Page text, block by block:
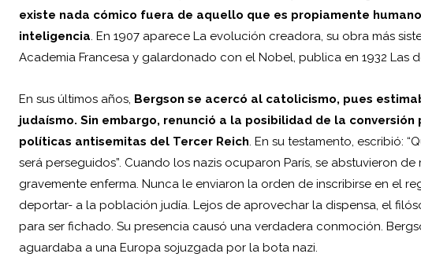
existe nada cómico fuera de aquello que es propiamente
inteligencia. En 1907 aparece La evolución creadora, su obra más
Academia Francesa y galardonado con el Nobel, publica en 1932 Las
En sus últimos años, Bergson se acercó al catolicismo, pues
judaísmo. Sin embargo, renunció a la posibilidad de la
políticas antisemitas del Tercer Reich. En su testamento, escribió:
será perseguidos”. Cuando los nazis ocuparon París, se abstuvieron
gravemente enferma. Nunca le enviaron la orden de inscribirse en el
deportar- a la población judía. Lejos de aprovechar la dispensa, el
para ser fichado. Su presencia causó una verdadera conmoción.
aguardaba a una Europa sojuzgada por la bota nazi.